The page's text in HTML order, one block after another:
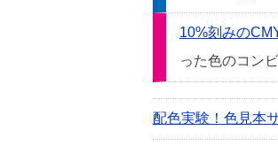
10%刻みの
った色のコン
配色実験！色見本